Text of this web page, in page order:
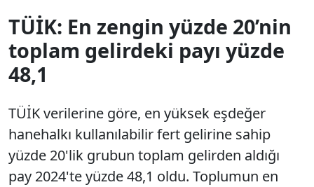
TÜİK: En zengin yüzde 20’nin
toplam gelirdeki payı yüzde
48,1
TÜİK verilerine göre, en yüksek eşdeğer
hanehalkı kullanılabilir fert gelirine sahip
yüzde 20'lik grubun toplam gelirden aldığı
pay 2024'te yüzde 48,1 oldu. Toplumun en